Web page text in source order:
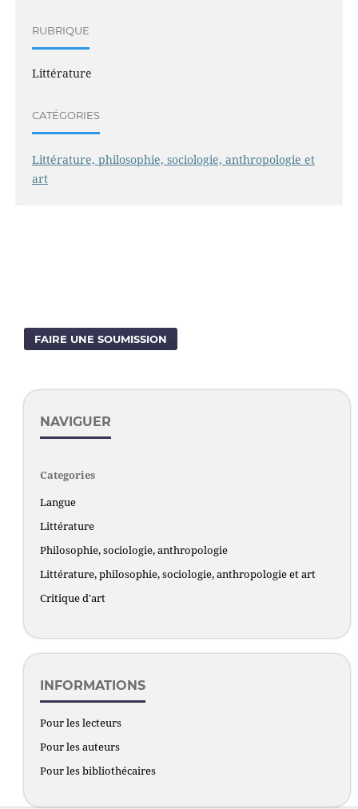
RUBRIQUE
Littérature
CATÉGORIES
Littérature, philosophie, sociologie, anthropologie et
art
FAIRE UNE SOUMISSION
NAVIGUER
Categories
Langue
Littérature
Philosophie, sociologie, anthropologie
Littérature, philosophie, sociologie, anthropologie et art
Critique d'art
INFORMATIONS
Pour les lecteurs
Pour les auteurs
Pour les bibliothécaires